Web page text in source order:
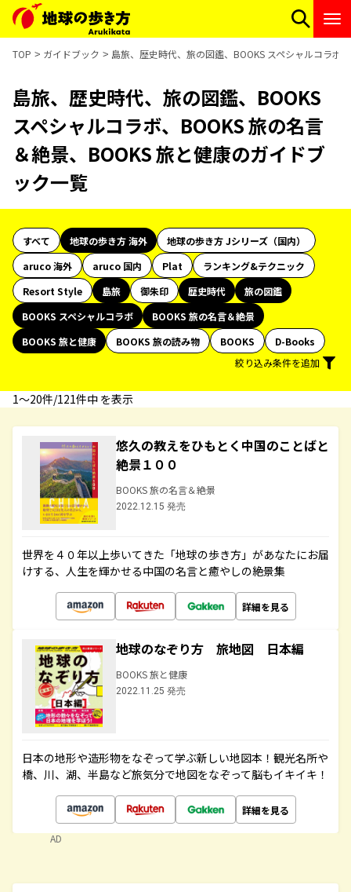
TOP ガイドブック 島旅、歴史時代、旅の図鑑、BOOKS スペシャルコラボ
島旅、歴史時代、旅の図鑑、BOOKS
スペシャルコラボ、BOOKS 旅の名言
＆絶景、BOOKS 旅と健康のガイドブ
ック一覧
すべて 地球の歩き方 海外
地球の歩き方 Jシリーズ（国内）
aruco 海外
aruco 国内 Plat
ランキング&テクニック
Resort Style
島旅 御朱印 歴史時代
旅の図鑑
BOOKS スペシャルコラボ
BOOKS 旅の名言＆絶景
BOOKS 旅と健康
BOOKS 旅の読み物 BOOKS
D-Books
絞り込み条件を追加
1〜20件/121件中 を表示
悠久の教えをひもとく中国のことばと
絶景１００
BOOKS 旅の名言＆絶景
2022.12.15 発売
世界を４０年以上歩いてきた「地球の歩き方」があなたにお届
けする、人生を輝かせる中国の名言と癒やしの絶景集
詳細を見る
地球のなぞり方 旅地図 日本編
BOOKS 旅と健康
2022.11.25 発売
日本の地形や造形物をなぞって学ぶ新しい地図本！観光名所や
橋、川、湖、半島など旅気分で地図をなぞって脳もイキイキ！
詳細を見る
AD